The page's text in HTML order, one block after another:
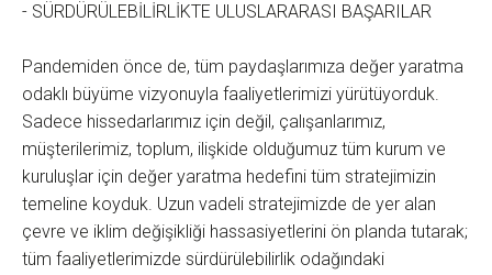
- SÜRDÜRÜLEBİLİRLİKTE ULUSLARARASI BAŞARILAR
Pandemiden önce de, tüm paydaşlarımıza değer yaratma
odaklı büyüme vizyonuyla faaliyetlerimizi yürütüyorduk.
Sadece hissedarlarımız için değil, çalışanlarımız,
müşterilerimiz, toplum, ilişkide olduğumuz tüm kurum ve
kuruluşlar için değer yaratma hedefini tüm stratejimizin
temeline koyduk. Uzun vadeli stratejimizde de yer alan
çevre ve iklim değişikliği hassasiyetlerini ön planda tutarak;
tüm faaliyetlerimizde sürdürülebilirlik odağındaki